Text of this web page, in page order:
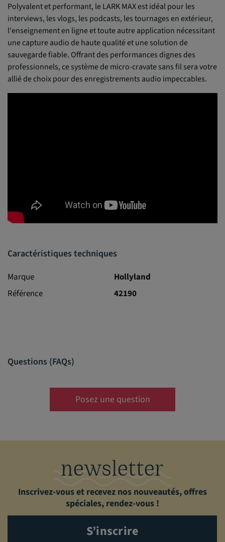
Polyvalent et performant, le LARK MAX est idéal pour les
interviews, les vlogs, les podcasts, les tournages en extérieur,
l'enseignement en ligne et toute autre application nécessitant
une capture audio de haute qualité et une solution de
sauvegarde fiable. Offrant des performances dignes des
professionnels, ce système de micro-cravate sans fil sera votre
allié de choix pour des enregistrements audio impeccables.
Caractéristiques techniques
Marque
Hollyland
Référence
42190
Questions (FAQs)
Posez une question
newsletter
Inscrivez-vous et recevez nos nouveautés, offres
spéciales, rendez-vous !
S’inscrire